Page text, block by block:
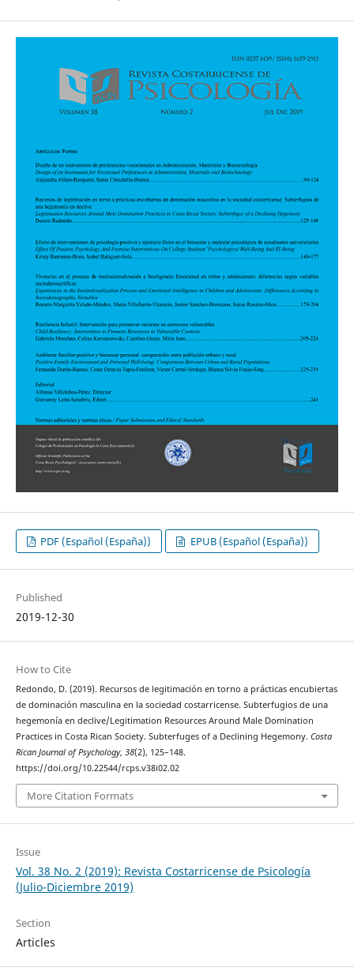
PDF (Español (España)) EPUB (Español (España))
Published
2019-12-30
How to Cite
Redondo, D. (2019). Recursos de legitimación en torno a prácticas encubiertas
de dominación masculina en la sociedad costarricense. Subterfugios de una
hegemonía en declive/Legitimation Resources Around Male Domination
Practices in Costa Rican Society. Subterfuges of a Declining Hegemony. Costa
Rican Journal of Psychology, 38(2), 125–148.
https://doi.org/10.22544/rcps.v38i02.02
More Citation Formats
Issue
Vol. 38 No. 2 (2019): Revista Costarricense de Psicología
(Julio-Diciembre 2019)
Section
Articles